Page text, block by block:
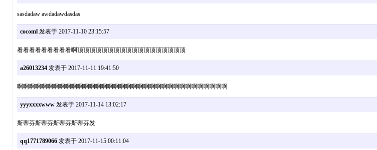
sasdadaw awdadawdasdas
cocoml发表于 2017-11-10 23:15:57
看看看看看看看看看啊顶顶顶顶顶顶顶顶顶顶顶顶顶顶顶顶顶顶
a26013234发表于 2017-11-11 19:41:50
啊啊啊啊啊啊啊啊啊啊啊啊啊啊啊啊啊啊啊啊啊啊啊啊啊啊啊啊啊啊啊啊啊啊啊
yyyxxxxwww发表于 2017-11-14 13:02:17
斯蒂芬斯蒂芬斯蒂芬斯蒂芬发
qq1771789066发表于 2017-11-15 00:11:04